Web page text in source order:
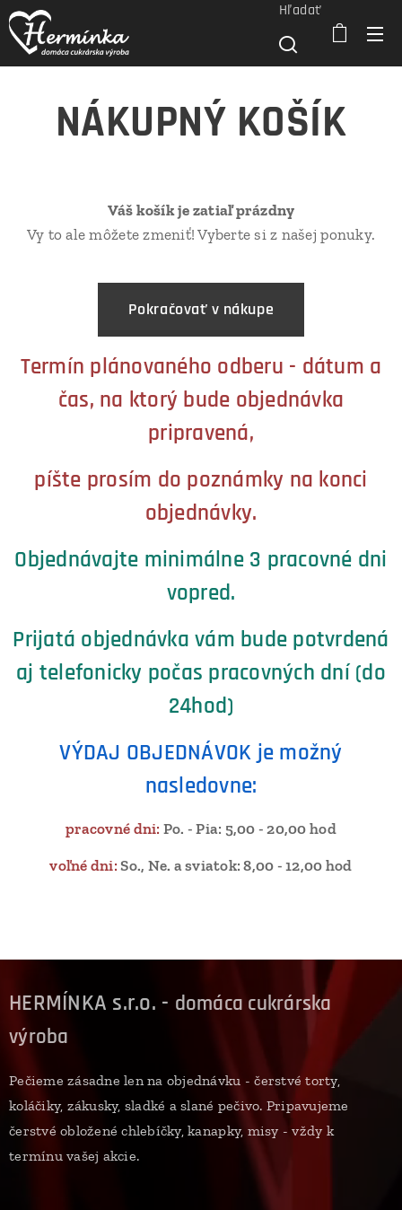
Hľadať
NÁKUPNÝ KOŠÍK
Váš košík je zatiaľ prázdny
Vy to ale môžete zmeniť! Vyberte si z našej ponuky.
Pokračovať v nákupe
Termín plánovaného odberu - dátum a
čas, na ktorý bude objednávka
pripravená,
píšte prosím do poznámky na konci
objednávky.
Objednávajte minimálne 3 pracovné dni
vopred.
Prijatá objednávka vám bude potvrdená
aj telefonicky počas pracovných dní (do
24hod)
VÝDAJ OBJEDNÁVOK je možný
nasledovne:
pracovné dni: Po. - Pia: 5,00 - 20,00 hod
voľné dni: So., Ne. a sviatok: 8,00 - 12,00 hod
HERMÍNKA s.r.o. - domáca cukrárska
výroba
Pečieme zásadne len na objednávku - čerstvé torty,
koláčiky, zákusky, sladké a slané pečivo. Pripavujeme
čerstvé obložené chlebíčky, kanapky, misy - vždy k
termínu vašej akcie.